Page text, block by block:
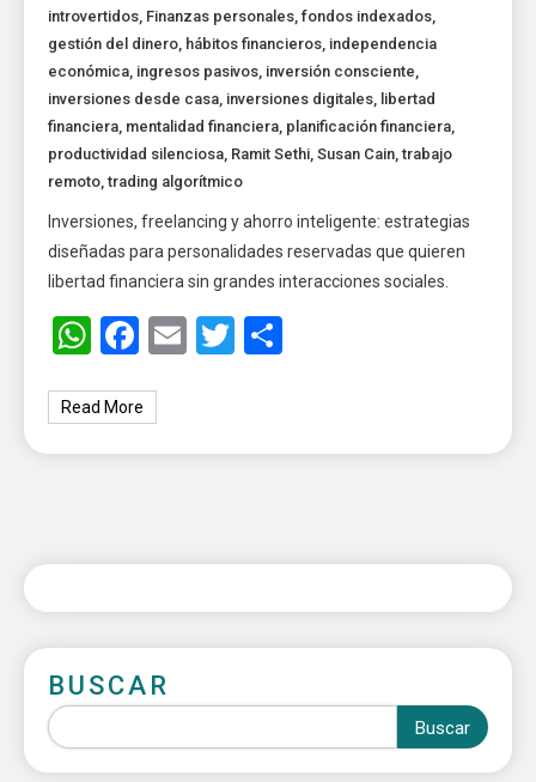
introvertidos Finanzas personales ,fondos indexados
gestión del dinero hábitos financieros independencia
económica ingresos pasivos inversión consciente
inversiones desde casa inversiones digitales libertad
financiera mentalidad financiera planificación financiera
productividad silenciosa Ramit Sethi ,Susan Cain ,trabajo
remoto ,trading algorítmico
Inversiones, freelancing y ahorro inteligente: estrategias
diseñadas para personalidades reservadas que quieren
libertad financiera sin grandes interacciones sociales.
WhatsApp
Facebook
EmailTwitter
Read More
BUSCAR
Buscar